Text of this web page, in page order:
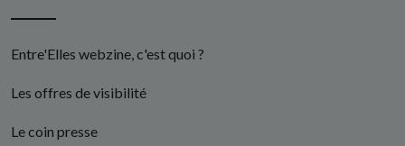
Entre'Elles webzine, c'est quoi ?
Les offres de visibilité
Le coin presse